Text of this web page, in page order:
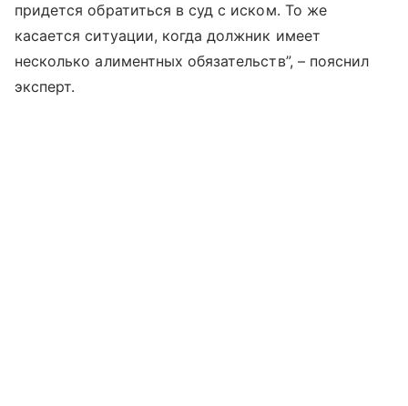
придется обратиться в суд с иском. То же
касается ситуации, когда должник имеет
несколько алиментных обязательств”, – пояснил
эксперт.